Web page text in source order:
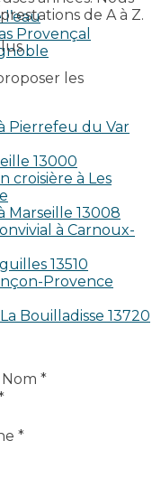
Provençal
de A à Z.
les
Pierrefeu du Var
13000
croisière à Les
Marseille 13008
à Carnoux-
13510
Provence
Bouilladisse 13720
Nom *
*